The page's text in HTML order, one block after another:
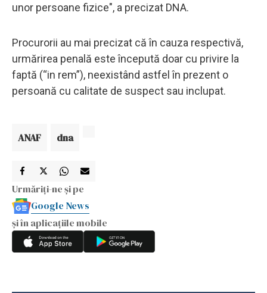
unor persoane fizice", a precizat DNA.
Procurorii au mai precizat că în cauza respectivă,
urmărirea penală este începută doar cu privire la
faptă (“in rem”), neexistând astfel în prezent o
persoană cu calitate de suspect sau inclupat.
ANAF dna
Urmăriți-ne și pe
Google News
și în aplicațiile mobile